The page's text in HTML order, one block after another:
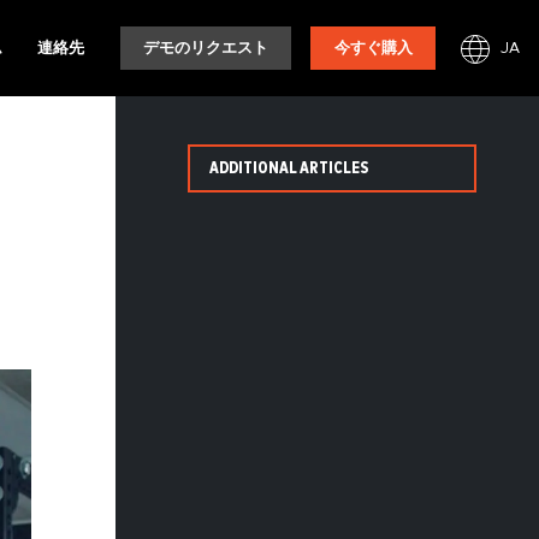
連絡先 デモのリクエスト 今すぐ購入 JA
ADDITIONAL ARTICLES